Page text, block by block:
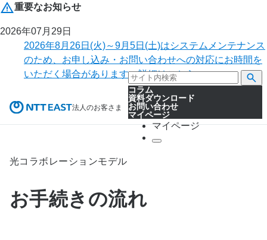
重要なお知らせ
2026年07月29日
2026年8月26日(火)～9月5日(土)はシステムメンテナンス
のため、お申し込み・お問い合わせへの対応にお時間を
いただく場合があります。詳細はこちら。
法人のお客さま
コラム
資料ダウンロード
お問い合わせ
マイページ
マイページ
光コラボレーションモデル
お手続きの流れ